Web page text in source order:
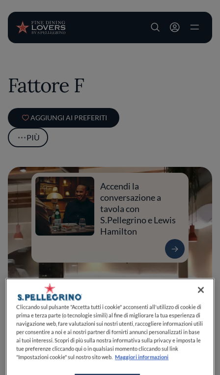
User account
Fattore F
AGGIUNGI AI PREFERITI
PIÙ
0 0 0 0 0
Accendi la
conversazione a
tavola con
S.Pellegrino e Lewis
Hamilton
Cliccando sul pulsante "Accetta tutti i cookie" acconsenti all'utilizzo di cookie di
prima e terza parte (o tecnologie simili) al fine di migliorare la tua esperienza di
navigazione web, fare valutazioni sui nostri utenti, raccogliere informazioni utili
per consentire a noi e ai nostri partner di fornirti annunci personalizzati in base
ai tuoi interessi. Scopri di più sulla nostra informativa sulla privacy e imposta le
tue preferenze cliccando qui o in qualsiasi momento cliccando sul link
"Impostazioni cookie" sul nostro sito web. Maggiori informazioni